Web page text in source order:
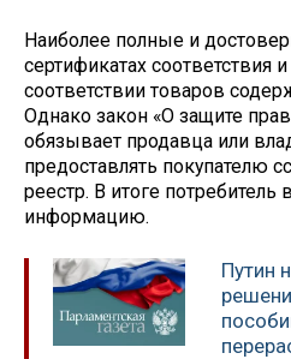
Наиболее полные и
сертификатах соответствия
соответствии товаров
Однако закон «О защите
обязывает продавца или
предоставлять покупателю
реестр. В итоге
информацию.
Путин